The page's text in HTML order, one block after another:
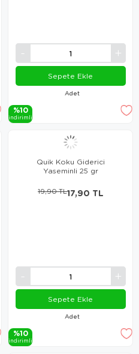
Adet
Sepete Ekle
%10
i̇ndi̇ri̇mli̇
Quik Koku Giderici
Yaseminli 25 gr
Adet
17,90 TL
19,90 TL
Sepete Ekle
%10
i̇ndi̇ri̇mli̇